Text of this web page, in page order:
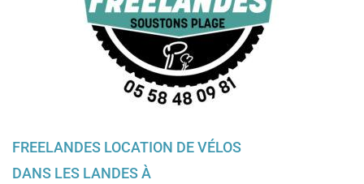
FREELANDES LOCATION DE VÉLOS
DANS LES LANDES À